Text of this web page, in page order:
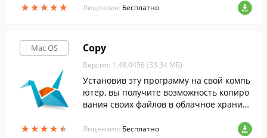
★★★★★
★★★★★
изические разделы вашего жесткого дис
ка для защиты их от доступа посторонн
Лицензия: Бесплатно
Mac OS
★★★★★
★★★★★
Copy
Версия: 1.48.0456 (33.34 МБ)
Установив эту программу на свой компь
ютер, вы получите возможность копиро
вания своих файлов в облачное хранил
ькими компьютерами и мобильными уст
Лицензия: Бесплатно